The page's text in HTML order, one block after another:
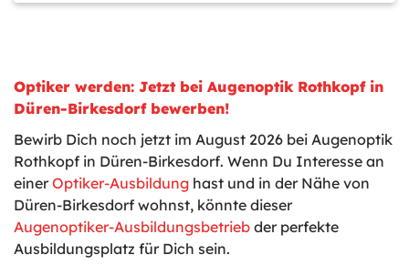
Optiker werden: Jetzt bei Augenoptik Rothkopf in
Düren-Birkesdorf bewerben!
Bewirb Dich noch jetzt im August 2026 bei Augenoptik
Rothkopf in Düren-Birkesdorf. Wenn Du Interesse an
einer Optiker-Ausbildung hast und in der Nähe von
Düren-Birkesdorf wohnst, könnte dieser
Augenoptiker-Ausbildungsbetrieb der perfekte
Ausbildungsplatz für Dich sein.